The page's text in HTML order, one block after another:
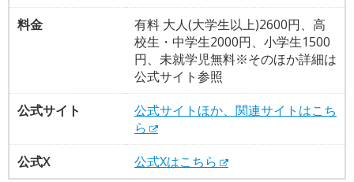
料金
有料 大人(大学生以上)2600円、高
校生・中学生2000円、小学生1500
円、未就学児無料※そのほか詳細は
公式サイト参照
公式サイト
公式サイトほか、関連サイトはこち
ら
公式X
公式Xはこちら